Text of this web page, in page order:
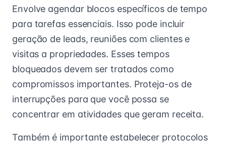
Envolve agendar blocos específicos de tempo
para tarefas essenciais. Isso pode incluir
geração de leads, reuniões com clientes e
visitas a propriedades. Esses tempos
bloqueados devem ser tratados como
compromissos importantes. Proteja-os de
interrupções para que você possa se
concentrar em atividades que geram receita.
Também é importante estabelecer protocolos